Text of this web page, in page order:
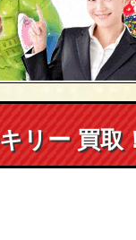
リー 買取